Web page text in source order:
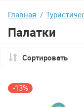
Главная
Палатки
Сортировать
-13%